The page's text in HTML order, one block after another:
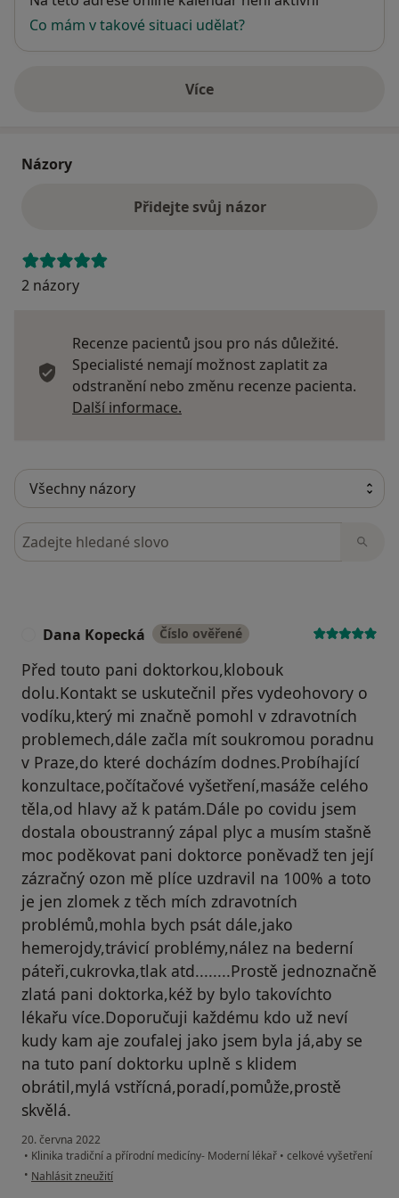
Co mám v takové situaci udělat?
Víceo adrese
Názory
Přidejte svůj názor
2 názory
Recenze pacientů jsou pro nás důležité.
Specialisté nemají možnost zaplatit za
odstranění nebo změnu recenze pacienta.
Další informace.
Hledejte v názorech
Dana Kopecká Číslo ověřené
Před touto pani doktorkou,klobouk
dolu.Kontakt se uskutečnil přes vydeohovory o
vodíku,který mi značně pomohl v zdravotních
problemech,dále začla mít soukromou poradnu
v Praze,do které docházím dodnes.Probíhající
konzultace,počítačové vyšetření,masáže celého
těla,od hlavy až k patám.Dále po covidu jsem
dostala oboustranný zápal plyc a musím stašně
moc poděkovat pani doktorce poněvadž ten její
zázračný ozon mě plíce uzdravil na 100% a toto
je jen zlomek z těch mích zdravotních
problémů,mohla bych psát dále,jako
hemerojdy,trávicí problémy,nález na bederní
páteři,cukrovka,tlak atd........Prostě jednoznačně
zlatá pani doktorka,kéž by bylo takovíchto
lékařu více.Doporučuji každému kdo už neví
kudy kam aje zoufalej jako jsem byla já,aby se
na tuto paní doktorku uplně s klidem
obrátil,mylá vstřícná,poradí,pomůže,prostě
skvělá.
20. června 2022
• Klinika tradiční a přírodní medicíny- Moderní lékař • celkové vyšetření
• podle názoru uživatele Dana Kopecká
Nahlásit zneužití